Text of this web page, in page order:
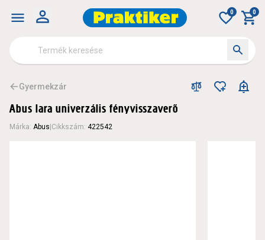
0 0
Gyermekzár
Abus lara univerzális fényvisszaverő
Márka: Abus Cikkszám: 422542